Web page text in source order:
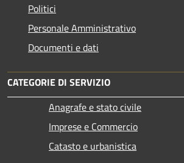
Politici
Personale Amministrativo
Documenti e dati
CATEGORIE DI SERVIZIO
Anagrafe e stato civile
Imprese e Commercio
Catasto e urbanistica